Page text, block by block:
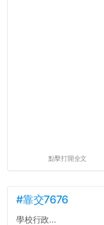
點擊打開全文
#靠交7676
學校行政...